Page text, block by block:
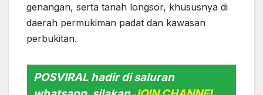
genangan, serta tanah longsor, khususnya di
daerah permukiman padat dan kawasan
perbukitan.
POSVIRAL hadir di saluran